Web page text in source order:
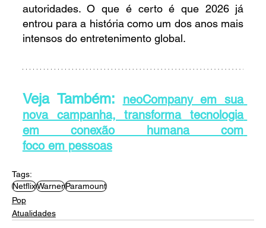
autoridades. O que é certo é que 2026 já
entrou para a história como um dos anos mais
intensos do entretenimento global.
Veja Também:
neoCompany em sua
nova campanha, transforma tecnologia
em conexão humana com
foco em pessoas
Tags:
NetflixWarnerParamount
Pop
Atualidades